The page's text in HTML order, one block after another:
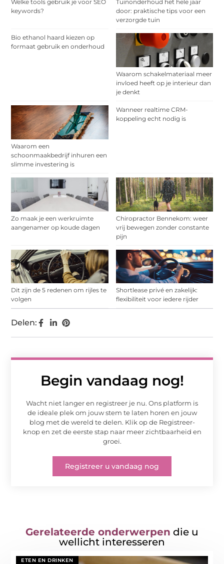
Welke tools gebruik je voor SEO
keywords?
Tuinonderhoud het hele jaar
door: praktische tips voor een
verzorgde tuin
Bio ethanol haard kiezen op
formaat gebruik en onderhoud
Waarom schakelmateriaal meer
invloed heeft op je interieur dan
je denkt
Waarom een
schoonmaakbedrijf inhuren een
slimme investering is
Wanneer realtime CRM-
koppeling echt nodig is
Zo maak je een werkruimte
aangenamer op koude dagen
Chiropractor Bennekom: weer
vrij bewegen zonder constante
pijn
Dit zijn de 5 redenen om rijles te
volgen
Shortlease privé en zakelijk:
flexibiliteit voor iedere rijder
Begin vandaag nog!
Wacht niet langer en registreer je nu. Ons platform is
de ideale plek om jouw stem te laten horen en jouw
blog met de wereld te delen. Klik op de Registreer-
knop en zet de eerste stap naar meer zichtbaarheid en
groei.
Registreer u vandaag nog
Delen:
Gerelateerde onderwerpen die u
wellicht interesseren
ETEN EN DRINKEN